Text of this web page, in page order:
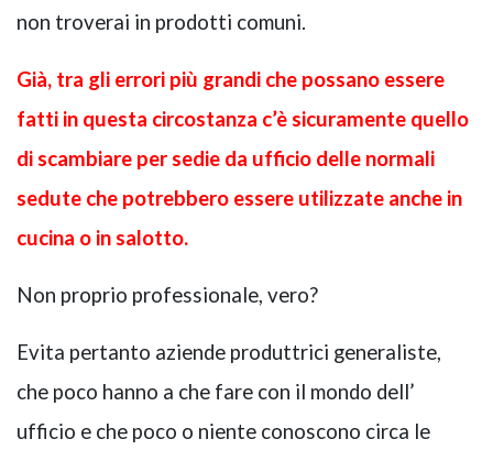
non troverai in prodotti comuni.
Già, tra gli errori più grandi che possano essere
fatti in questa circostanza c’è sicuramente quello
di scambiare per sedie da ufficio delle normali
sedute che potrebbero essere utilizzate anche in
cucina o in salotto.
Non proprio professionale, vero?
Evita pertanto aziende produttrici generaliste,
che poco hanno a che fare con il mondo dell’
ufficio e che poco o niente conoscono circa le